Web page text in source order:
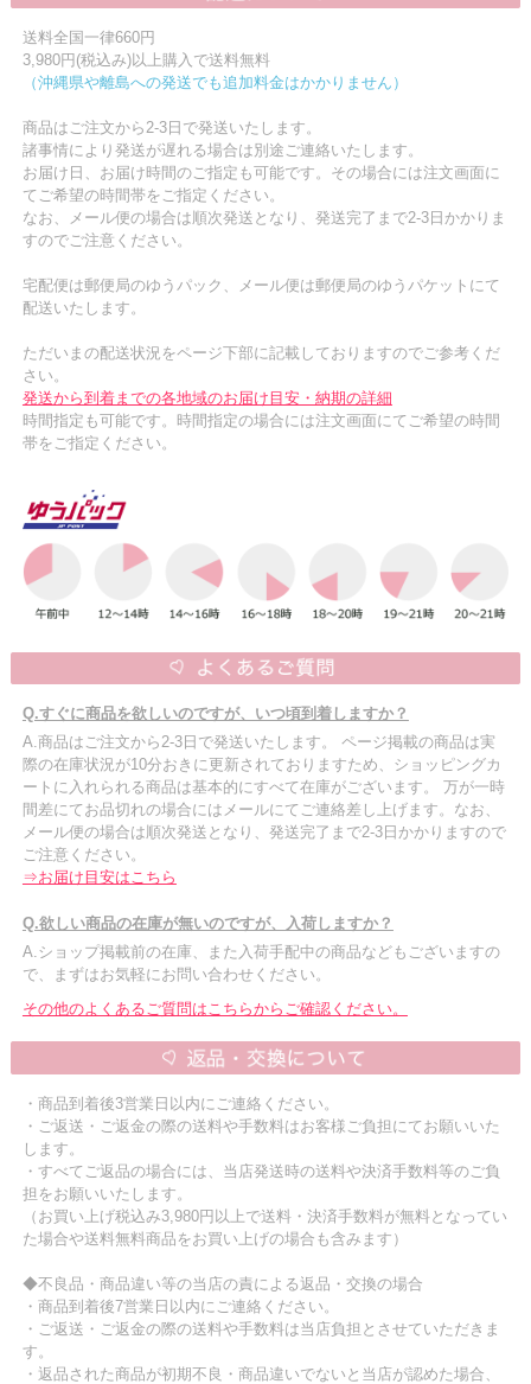
送料全国一律660円
3,980円(税込み)以上購入で送料無料
（沖縄県や離島への発送でも追加料金はかかりません）
商品はご注文から2-3日で発送いたします。
諸事情により発送が遅れる場合は別途ご連絡いたします。
お届け日、お届け時間のご指定も可能です。その場合には注文画面に
てご希望の時間帯をご指定ください。
なお、メール便の場合は順次発送となり、発送完了まで2-3日かかりま
すのでご注意ください。
宅配便は郵便局のゆうパック、メール便は郵便局のゆうパケットにて
配送いたします。
ただいまの配送状況をページ下部に記載しておりますのでご参考くだ
さい。
発送から到着までの各地域のお届け目安・納期の詳細
時間指定も可能です。時間指定の場合には注文画面にてご希望の時間
帯をご指定ください。
Q.すぐに商品を欲しいのですが、いつ頃到着しますか？
A.商品はご注文から2-3日で発送いたします。 ページ掲載の商品は実
際の在庫状況が10分おきに更新されておりますため、ショッピングカ
ートに入れられる商品は基本的にすべて在庫がございます。 万が一時
間差にてお品切れの場合にはメールにてご連絡差し上げます。なお、
メール便の場合は順次発送となり、発送完了まで2-3日かかりますので
ご注意ください。
⇒お届け目安はこちら
Q.欲しい商品の在庫が無いのですが、入荷しますか？
A.ショップ掲載前の在庫、また入荷手配中の商品などもございますの
で、まずはお気軽にお問い合わせください。
その他のよくあるご質問はこちらからご確認ください。
・商品到着後3営業日以内にご連絡ください。
・ご返送・ご返金の際の送料や手数料はお客様ご負担にてお願いいた
します。
・すべてご返品の場合には、当店発送時の送料や決済手数料等のご負
担をお願いいたします。
（お買い上げ税込み3,980円以上で送料・決済手数料が無料となってい
た場合や送料無料商品をお買い上げの場合も含みます）
◆不良品・商品違い等の当店の責による返品・交換の場合
・商品到着後7営業日以内にご連絡ください。
・ご返送・ご返金の際の送料や手数料は当店負担とさせていただきま
す。
・返品された商品が初期不良・商品違いでないと当店が認めた場合、